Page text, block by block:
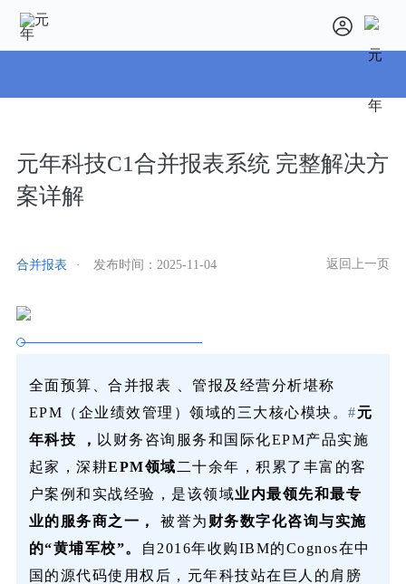
元年科技C1合并报表系统 完整解决方
案详解
合并报表 · 发布时间： 2025-11-04 返回上一页
全面预算、合并报表 、管报及经营分析堪称
EPM（企业绩效管理）领域的三大核心模块。#元
年科技 ， 以财务咨询服务和国际化EPM产品实施
起家，深耕EPM领域 二十余年，积累了丰富的客
户案例和实战经验， 是该领域业内最领先和最专
业的服务商之一，被誉为 财务数字化咨询与实施
的“黄埔军校”。
自2016年收购IBM的Cognos在中
国的源代码使用权后，元年科技站在巨人的肩膀